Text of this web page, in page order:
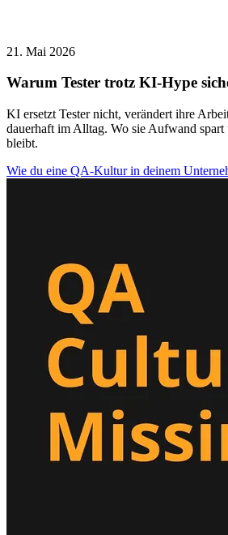
21. Mai 2026
Warum Tester trotz KI-Hype
KI ersetzt Tester nicht, verändert ihre
dauerhaft im Alltag. Wo sie Aufwand
bleibt.
Wie du eine QA-Kultur in deinem